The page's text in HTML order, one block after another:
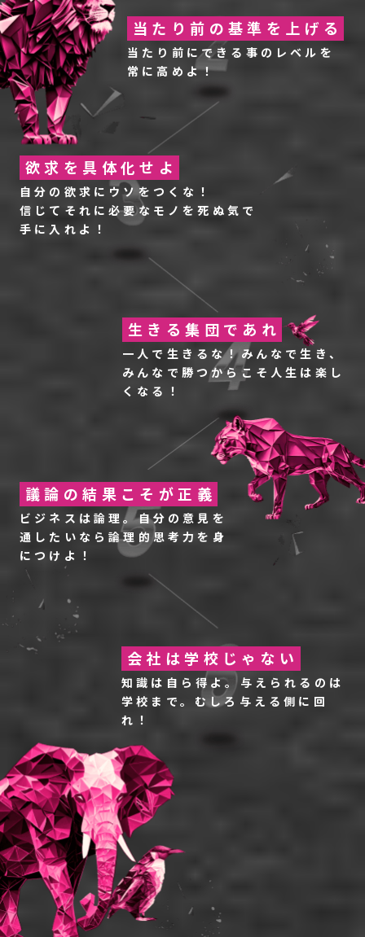
当たり前の基準を上げる
当たり前にできる事のレベルを
常に高めよ！
欲求を具体化せよ
自分の欲求にウソをつくな！
信じてそれに必要なモノを死ぬ気で
手に入れよ！
生きる集団であれ
一人で生きるな！みんなで生き、
みんなで勝つからこそ人生は楽し
くなる！
議論の結果こそが正義
ビジネスは論理。自分の意見を
通したいなら論理的思考力を身
につけよ！
会社は学校じゃない
知識は自ら得よ。与えられるのは
学校まで。 むしろ与える側に回
れ！